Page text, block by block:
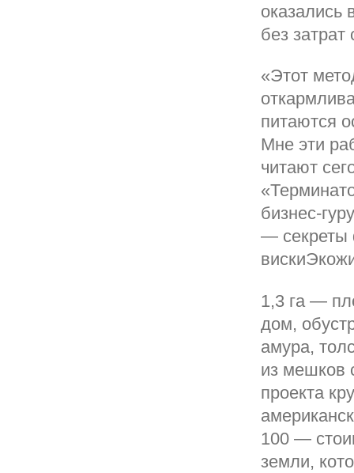
оказались
без
«Этот
питаются
Мне эти
читают
бизнес-
— секреты
1,3 га —
дом,
амура,
из мешков
проекта
100 —
земли,